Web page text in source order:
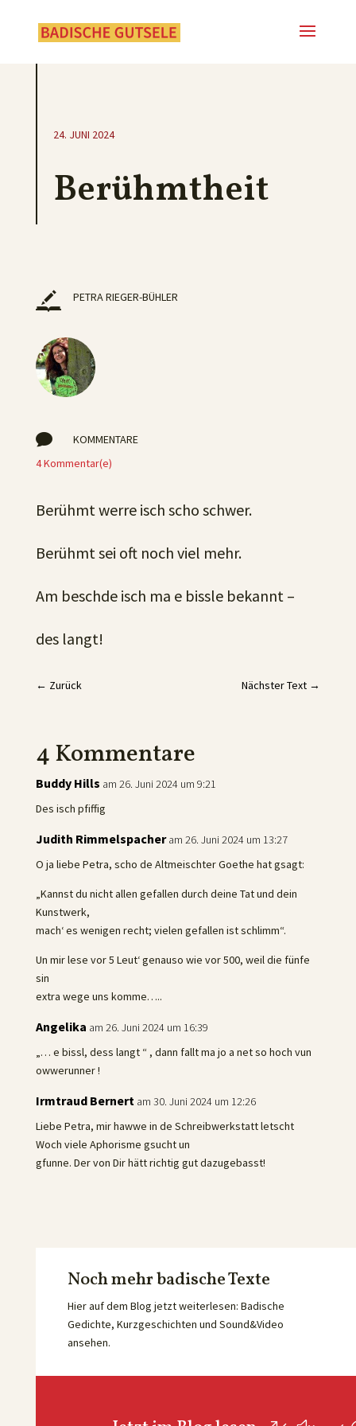
24. JUNI 2024
Berühmtheit
PETRA RIEGER-BÜHLER

KOMMENTARE
4 Kommentar(e)
Berühmt werre isch scho schwer.
Berühmt sei oft noch viel mehr.
Am beschde isch ma e bissle bekannt –
des langt!
← Zurück Nächster Text →
4 Kommentare
Buddy Hills am 26. Juni 2024 um 9:21
Des isch pfiffig
Judith Rimmelspacher am 26. Juni 2024 um 13:27
O ja liebe Petra, scho de Altmeischter Goethe hat gsagt:
„Kannst du nicht allen gefallen durch deine Tat und dein
Kunstwerk,
mach‘ es wenigen recht; vielen gefallen ist schlimm“.
Un mir lese vor 5 Leut‘ genauso wie vor 500, weil die fünfe
sin
extra wege uns komme…..
Angelika am 26. Juni 2024 um 16:39
„… e bissl, dess langt “ , dann fallt ma jo a net so hoch vun
owwerunner !
Irmtraud Bernert am 30. Juni 2024 um 12:26
Liebe Petra, mir hawwe in de Schreibwerkstatt letscht
Woch viele Aphorisme gsucht un
gfunne. Der von Dir hätt richtig gut dazugebasst!
Noch mehr badische Texte
Hier auf dem Blog jetzt weiterlesen: Badische
Gedichte, Kurzgeschichten und Sound&Video
ansehen.